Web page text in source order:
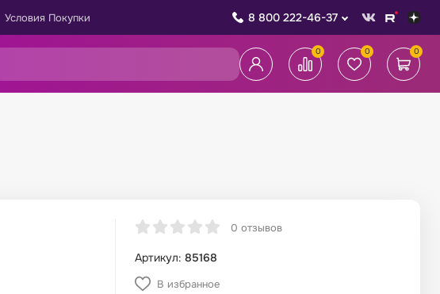
Условия Покупки 8 800 222-46-37
0 0 0
0 отзывов
Артикул: 85168
В избранное